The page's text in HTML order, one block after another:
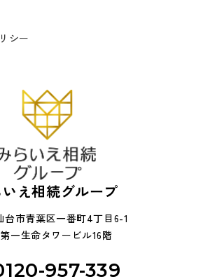
え相続グループ
台市青葉区一番町4丁目6-1
一生命タワービル16階
957-339
シー